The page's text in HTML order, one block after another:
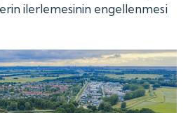
ilerlemesinin engellenmesi